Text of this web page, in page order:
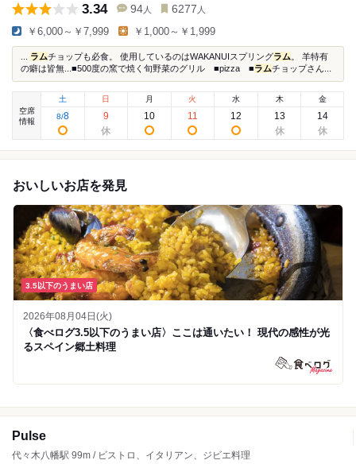
3.34 94 人 6277 人
￥6,000～￥7,999 ￥1,000～￥1,999
ラムチョップも必食⁡。 ⁡使用しているのはWAKANUIスプリングラム ⁡。 ⁡羊特有
の癖は皆無...■500度の窯で焼く旬野菜のグリル ■pizza ■ラムチョップさん...
空席
情報
土
8/8
日
9
月
10
火
11
水
12
木
13
金
14
おいしいお店を発見
3.5以下のうまい店
2026年08月04日(火)
〈食べログ3.5以下のうまい店〉ここは通いたい！ 現代の感性が光
るスペイン郷土料理
Pulse
代々木八幡駅 99m / ビストロ、イタリアン、ジビエ料理